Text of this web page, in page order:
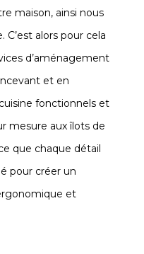
maison, ainsi nous
alors pour cela
d’aménagement
et en
fonctionnels et
mesure aux îlots de
que chaque détail
pour créer un
et